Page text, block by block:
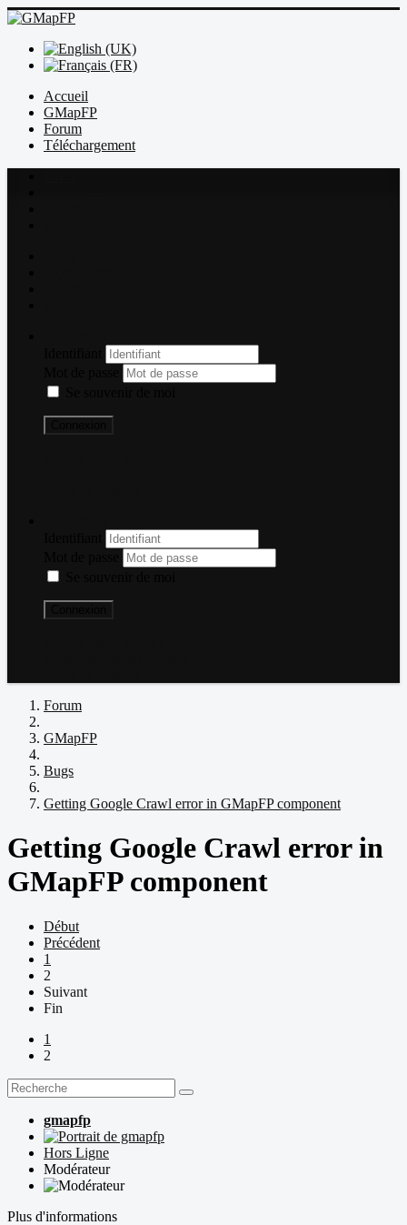
Accueil
GMapFP
Forum
Téléchargement
Forum
GMapFP
Bugs
Getting Google Crawl error in GMapFP component
Getting Google Crawl error in
GMapFP component
Début
Précédent
1
2
Suivant
Fin
1
2
gmapfp
Hors Ligne
Modérateur
Plus d'informations